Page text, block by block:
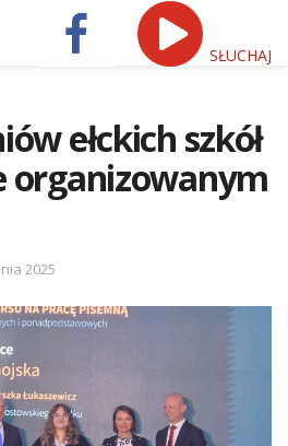
SŁUCHAJ
ełckich szkół
organizowanym
2025